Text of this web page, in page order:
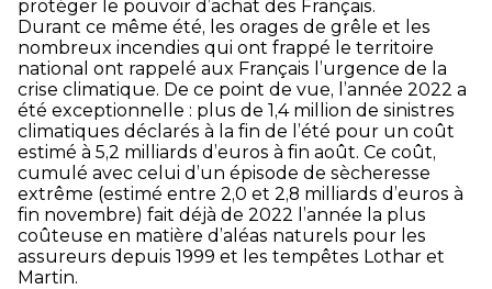
protéger le pouvoir d’achat des Français.
Durant ce même été, les orages de grêle et les
nombreux incendies qui ont frappé le territoire
national ont rappelé aux Français l’urgence de la
crise climatique. De ce point de vue, l’année 2022 a
été exceptionnelle : plus de 1,4 million de sinistres
climatiques déclarés à la fin de l’été pour un coût
estimé à 5,2 milliards d’euros à fin août. Ce coût,
cumulé avec celui d’un épisode de sècheresse
extrême (estimé entre 2,0 et 2,8 milliards d’euros à
fin novembre) fait déjà de 2022 l’année la plus
coûteuse en matière d’aléas naturels pour les
assureurs depuis 1999 et les tempêtes Lothar et
Martin.